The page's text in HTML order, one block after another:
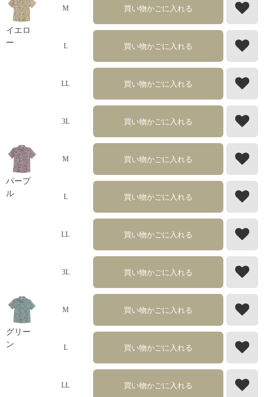
イエロ
ー
M 買い物かごに入れる
L 買い物かごに入れる
LL 買い物かごに入れる
3L 買い物かごに入れる
パープ
ル
M 買い物かごに入れる
L 買い物かごに入れる
LL 買い物かごに入れる
3L 買い物かごに入れる
グリー
ン
M 買い物かごに入れる
L 買い物かごに入れる
LL 買い物かごに入れる